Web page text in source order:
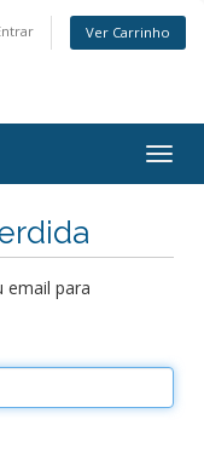
Ver Carrinho
email para